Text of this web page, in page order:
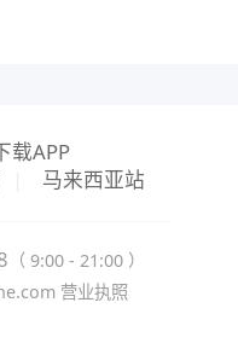
载APP
马来西亚站
（ 9:00 - 21:00 ）
营业执照